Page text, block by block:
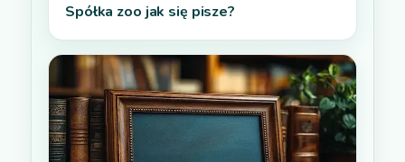
Spółka zoo jak się pisze?